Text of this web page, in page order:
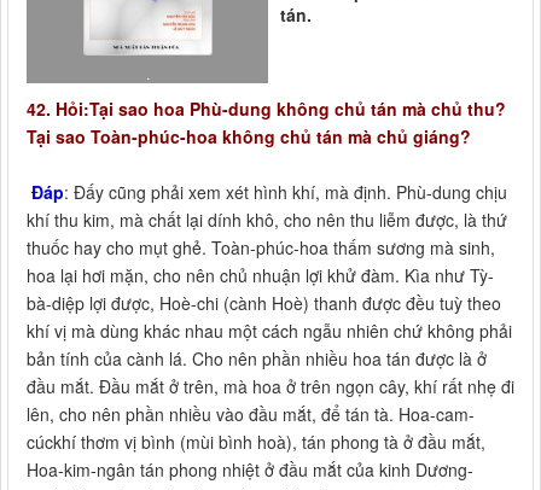
.
tán.
42. Hỏi:Tại sao hoa Phù-dung không chủ tán mà chủ thu?
Tại sao Toàn-phúc-hoa không chủ tán mà chủ giáng?
Đáp: Đấy cũng phải xem xét hình khí, mà định. Phù-dung chịu
khí thu kim, mà chất lại dính khô, cho nên thu liễm được, là thứ
thuốc hay cho mụt ghẻ. Toàn-phúc-hoa thấm sương mà sinh,
hoa lại hơi mặn, cho nên chủ nhuận lợi khử đàm. Kìa như Tỳ-
bà-diệp lợi được, Hoè-chi (cành Hoè) thanh được đều tuỳ theo
khí vị mà dùng khác nhau một cách ngẫu nhiên chứ không phải
bản tính của cành lá. Cho nên phần nhiều hoa tán được là ở
đầu mắt. Đầu mắt ở trên, mà hoa ở trên ngọn cây, khí rất nhẹ đi
lên, cho nên phần nhiều vào đầu mắt, để tán tà. Hoa-cam-
cúckhí thơm vị bình (mùi bình hoà), tán phong tà ở đầu mắt,
Hoa-kim-ngân tán phong nhiệt ở đầu mắt của kinh Dương-